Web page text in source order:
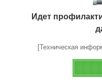
Идет
[Техническая